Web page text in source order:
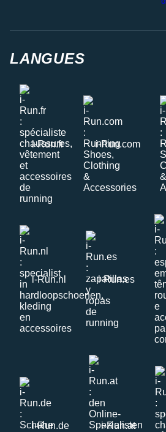
LANGUES
i-Run.fr i-Run.com
i-Run.nl i-Run.es
i-Run.de i-Run.at